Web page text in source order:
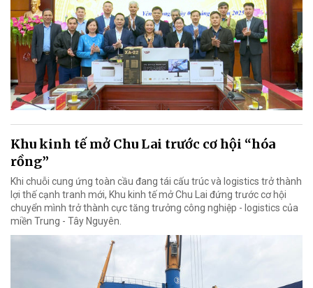
Khu kinh tế mở Chu Lai trước cơ hội “hóa
rồng”
Khi chuỗi cung ứng toàn cầu đang tái cấu trúc và logistics trở thành
lợi thế cạnh tranh mới, Khu kinh tế mở Chu Lai đứng trước cơ hội
chuyển mình trở thành cực tăng trưởng công nghiệp - logistics của
miền Trung - Tây Nguyên.